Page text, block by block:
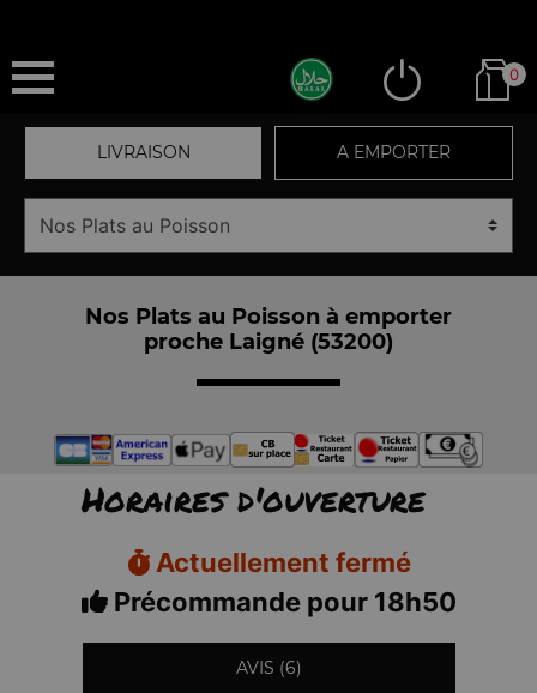
0
LIVRAISON A EMPORTER
Nos Plats au Poisson à emporter
proche Laigné (53200)
Horaires d'ouverture
Actuellement fermé
Précommande pour 18h50
AVIS (6)